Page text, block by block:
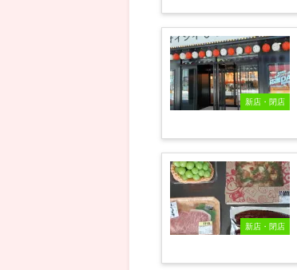
新店・閉店
新店・閉店